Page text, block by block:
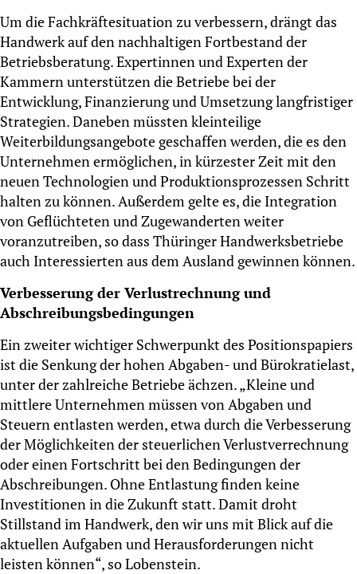
Um die Fachkräftesituation zu verbessern, drängt das
Handwerk auf den nachhaltigen Fortbestand der
Betriebsberatung. Expertinnen und Experten der
Kammern unterstützen die Betriebe bei der
Entwicklung, Finanzierung und Umsetzung langfristiger
Strategien. Daneben müssten kleinteilige
Weiterbildungsangebote geschaffen werden, die es den
Unternehmen ermöglichen, in kürzester Zeit mit den
neuen Technologien und Produktionsprozessen Schritt
halten zu können. Außerdem gelte es, die Integration
von Geflüchteten und Zugewanderten weiter
voranzutreiben, so dass Thüringer Handwerksbetriebe
auch Interessierten aus dem Ausland gewinnen können.
Verbesserung der Verlustrechnung und
Abschreibungsbedingungen
Ein zweiter wichtiger Schwerpunkt des Positionspapiers
ist die Senkung der hohen Abgaben- und Bürokratielast,
unter der zahlreiche Betriebe ächzen. „Kleine und
mittlere Unternehmen müssen von Abgaben und
Steuern entlasten werden, etwa durch die Verbesserung
der Möglichkeiten der steuerlichen Verlustverrechnung
oder einen Fortschritt bei den Bedingungen der
Abschreibungen. Ohne Entlastung finden keine
Investitionen in die Zukunft statt. Damit droht
Stillstand im Handwerk, den wir uns mit Blick auf die
aktuellen Aufgaben und Herausforderungen nicht
leisten können“, so Lobenstein.